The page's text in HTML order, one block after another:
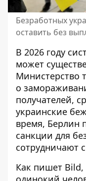
Безработных
оставить без
В 2026 году
может
Министерство
о
получателей,
украинские
время, Берлин
санкции для
сотрудничают
Как пишет Bild